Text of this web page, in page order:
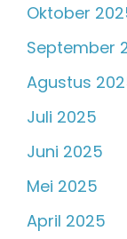
Oktober
September
Agustus
Juli 2025
Juni 2025
Mei 2025
April 2025